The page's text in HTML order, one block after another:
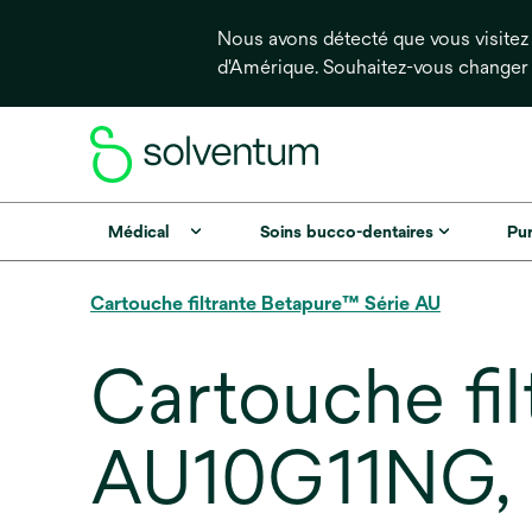
Nous avons détecté que vous
d'Amérique. Souhaitez-vous
Médical Soins bucco-dentaires
Cartouche filtrante Betapure™ Série AU
Cartouche